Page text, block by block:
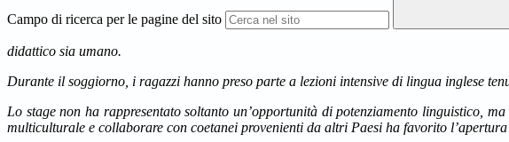
Campo di ricerca per le pagine del sito
didattico sia umano.
Durante il soggiorno, i ragazzi hanno preso parte a lezioni intensive di lingua inglese
Lo stage non ha rappresentato soltanto un’opportunità di potenziamento linguistico,
multiculturale e collaborare con coetanei provenienti da altri Paesi ha favorito